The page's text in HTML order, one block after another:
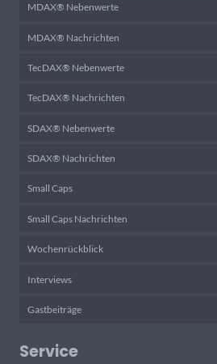
MDAX® Nebenwerte
MDAX® Nachrichten
TecDAX® Nebenwerte
TecDAX® Nachrichten
SDAX® Nebenwerte
SDAX® Nachrichten
Small Caps
Small Caps Nachrichten
Wochenrückblick
Interviews
Gastbeiträge
Service